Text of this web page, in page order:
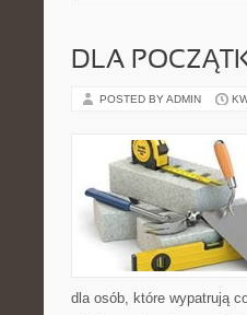
DLA
POSTED BY ADMIN
dla osób, które wypatrują